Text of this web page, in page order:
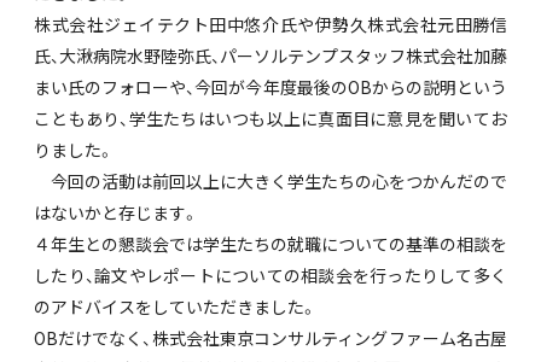
株式会社ジェイテクト田中悠介氏や伊勢久株式会社元田勝信
氏、大湫病院水野陸弥氏、パーソルテンプスタッフ株式会社加藤
まい氏のフォローや、今回が今年度最後のOBからの説明という
こともあり、学生たちはいつも以上に真面目に意見を聞いてお
りました。
今回の活動は前回以上に大きく学生たちの心をつかんだので
はないかと存じます。
４年生との懇談会では学生たちの就職についての基準の相談を
したり、論文やレポートについての相談会を行ったりして多く
のアドバイスをしていただきました。
OBだけでなく、株式会社東京コンサルティングファーム名古屋